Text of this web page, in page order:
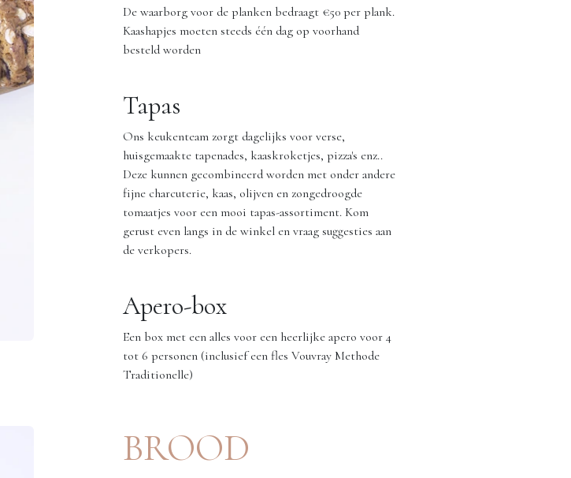
De waarborg voor de planken bedraagt €50 per plank.
Kaashapjes moeten steeds één dag op voorhand
besteld worden
Tapas
Ons keukenteam zorgt dagelijks voor verse,
huisgemaakte tapenades, kaaskroketjes, pizza's enz..
Deze kunnen gecombineerd worden met onder andere
fijne charcuterie, kaas, olijven en zongedroogde
tomaatjes voor een mooi tapas-assortiment. Kom
gerust even langs in de winkel en vraag suggesties aan
de verkopers.
Apero-box
Een box met een alles voor een heerlijke apero voor 4
tot 6 personen (inclusief een fles Vouvray Methode
Traditionelle)
BROOD